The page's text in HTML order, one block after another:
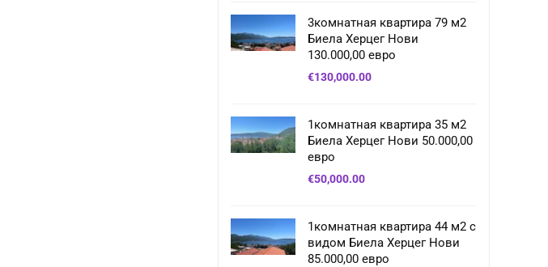
3комнатная квартира 79 м2
Биела Херцег Нови
130.000,00 евро
€130,000.00
1комнатная квартира 35 м2
Биела Херцег Нови 50.000,00
евро
€50,000.00
1комнатная квартира 44 м2 с
видом Биела Херцег Нови
85.000,00 евро